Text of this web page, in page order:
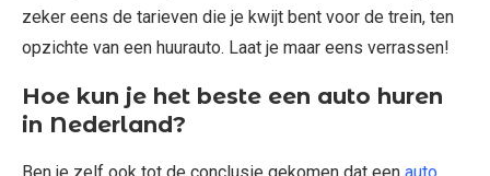
zeker eens de tarieven die je kwijt bent voor de trein, ten
opzichte van een huurauto. Laat je maar eens verrassen!
Hoe kun je het beste een auto huren
in Nederland?